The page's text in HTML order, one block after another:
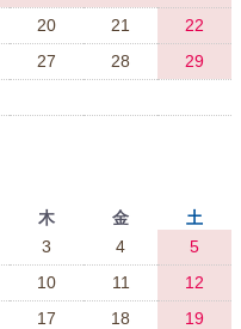
20 21
22
27 28
29
木 金
土
3 4
5
10 11
12
17 18
19